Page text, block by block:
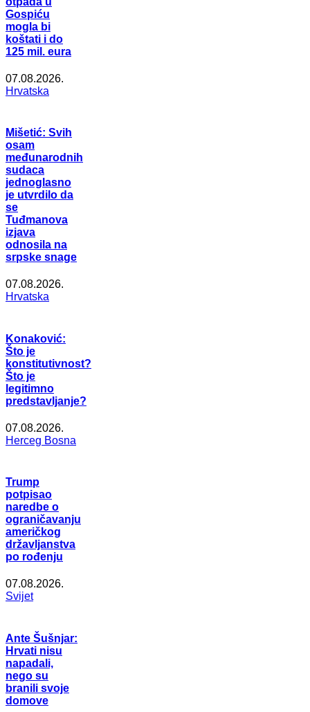
Gospiću
mogla bi
koštati i do
125 mil. eura
07.08.2026.
Hrvatska
Mišetić: Svih
osam
međunarodnih
sudaca
jednoglasno
je utvrdilo da
se
Tuđmanova
izjava
odnosila na
srpske snage
07.08.2026.
Hrvatska
Konaković:
Što je
konstitutivnost?
Što je
legitimno
predstavljanje?
07.08.2026.
Herceg Bosna
Trump
potpisao
naredbe o
ograničavanju
američkog
državljanstva
po rođenju
07.08.2026.
Svijet
Ante Šušnjar:
Hrvati nisu
napadali,
nego su
branili svoje
domove